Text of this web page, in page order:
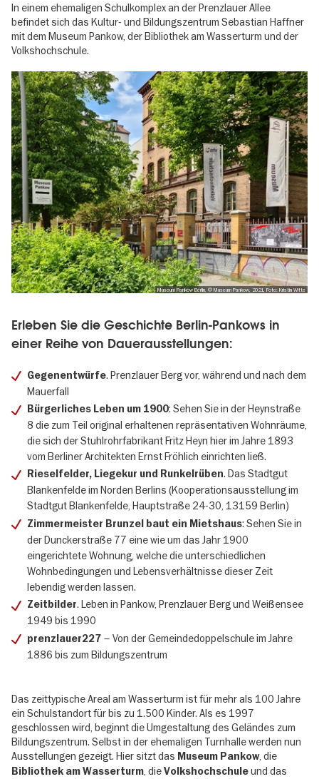
In einem ehemaligen Schulkomplex an der Prenzlauer Allee
befindet sich das Kultur- und Bildungszentrum Sebastian Haffner
mit dem Museum Pankow, der Bibliothek am Wasserturm und der
Volkshochschule.
Museum Pankow Berlin, © Museum Pankow, 2021, Foto: Kristin Witte
Erleben Sie die Geschichte Berlin-Pankows in
einer Reihe von Dauerausstellungen:
Gegenentwürfe. Prenzlauer Berg vor, während und nach dem
Mauerfall
Bürgerliches Leben um 1900: Sehen Sie in der Heynstraße
8 die zum Teil original erhaltenen repräsentativen Wohnräume,
die sich der Stuhlrohrfabrikant Fritz Heyn hier im Jahre 1893
vom Berliner Architekten Ernst Fröhlich einrichten ließ.
Rieselfelder, Liegekur und Runkelrüben. Das Stadtgut
Blankenfelde im Norden Berlins (Kooperationsausstellung im
Stadtgut Blankenfelde, Hauptstraße 24-30, 13159 Berlin)
Zimmermeister Brunzel baut ein Mietshaus: Sehen Sie in
der Dunckerstraße 77 eine wie um das Jahr 1900
eingerichtete Wohnung, welche die unterschiedlichen
Wohnbedingungen und Le­bensverhältnisse dieser Zeit
lebendig werden lassen.
Zeitbilder. Leben in Pankow, Prenzlauer Berg und Weißensee
1949 bis 1990
prenzlauer227 – Von der Gemeindedoppelschule im Jahre
1886 bis zum Bildungszentrum
Das zeittypische Areal am Wasserturm ist für mehr als 100 Jahre
ein Schulstandort für bis zu 1.500 Kinder. Als es 1997
geschlossen wird, beginnt die Umgestaltung des Geländes zum
Bildungszentrum. Selbst in der ehemaligen Turnhalle werden nun
Ausstellungen gezeigt. Hier sitzt das Museum Pankow, die
Bibliothek am Wasserturm, dieVolkshochschuleund das